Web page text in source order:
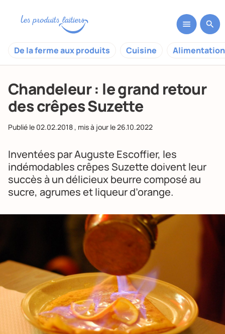
De la ferme aux produits Cuisine
Chandeleur : le grand retour
des crêpes Suzette
Publié le 02.02.2018, mis à jour le26.10.2022
Inventées par Auguste Escoffier, les
indémodables crêpes Suzette doivent leur
succès à un délicieux beurre composé au
sucre, agrumes et liqueur d’orange.